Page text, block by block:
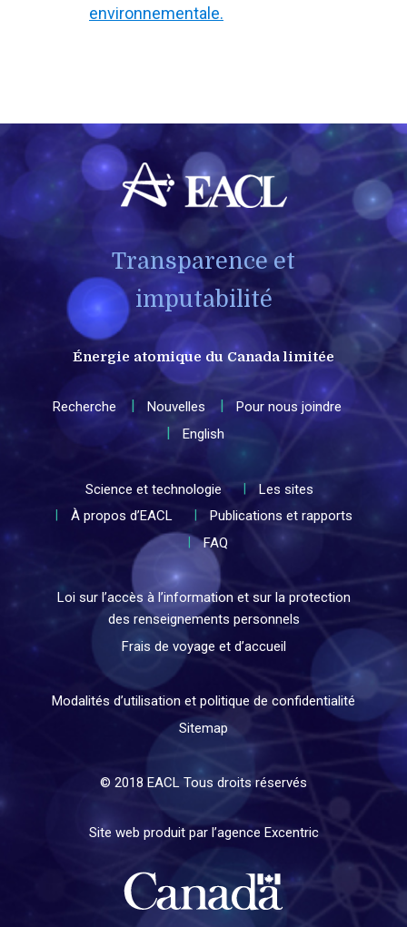
environnementale.
Transparence et
imputabilité
Énergie atomique du Canada limitée
Recherche Nouvelles
Pour nous joindre
English
Science et technologie
Les sites
À propos d’EACL
Publications et rapports
FAQ
Loi sur l’accès à l’information et sur la protection
des renseignements personnels
Frais de voyage et d’accueil
Modalités d’utilisation et politique de confidentialité
Sitemap
© 2018 EACL Tous droits réservés
Site web produit par l’agence Excentric